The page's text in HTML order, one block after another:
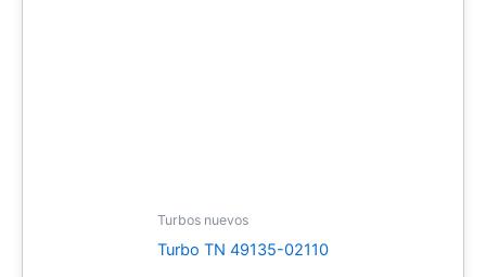
Turbos nuevos
Turbo TN 49135-02110